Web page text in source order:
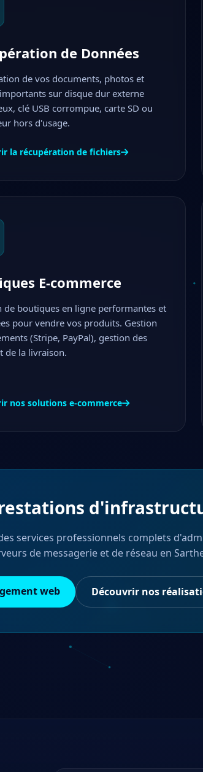
de Données
de vos documents, photos et
sur disque dur externe
clé USB corrompue, carte SD ou
hors d'usage.
la récupération de fichiers
E-commerce
de boutiques en ligne performantes et
pour vendre vos produits. Gestion
(Stripe, PayPal), gestion des
de la livraison.
nos solutions e-commerce
services professionnels complets
de messagerie et de réseau en
web Découvrir nos